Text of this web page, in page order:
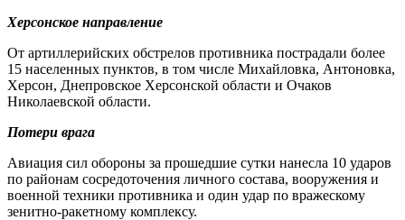
Херсонское направление
От артиллерийских обстрелов противника пострадали более
15 населенных пунктов, в том числе Михайловка, Антоновка,
Херсон, Днепровское Херсонской области и Очаков
Николаевской области.
Потери врага
Авиация сил обороны за прошедшие сутки нанесла 10 ударов
по районам сосредоточения личного состава, вооружения и
военной техники противника и один удар по вражескому
зенитно-ракетному комплексу.